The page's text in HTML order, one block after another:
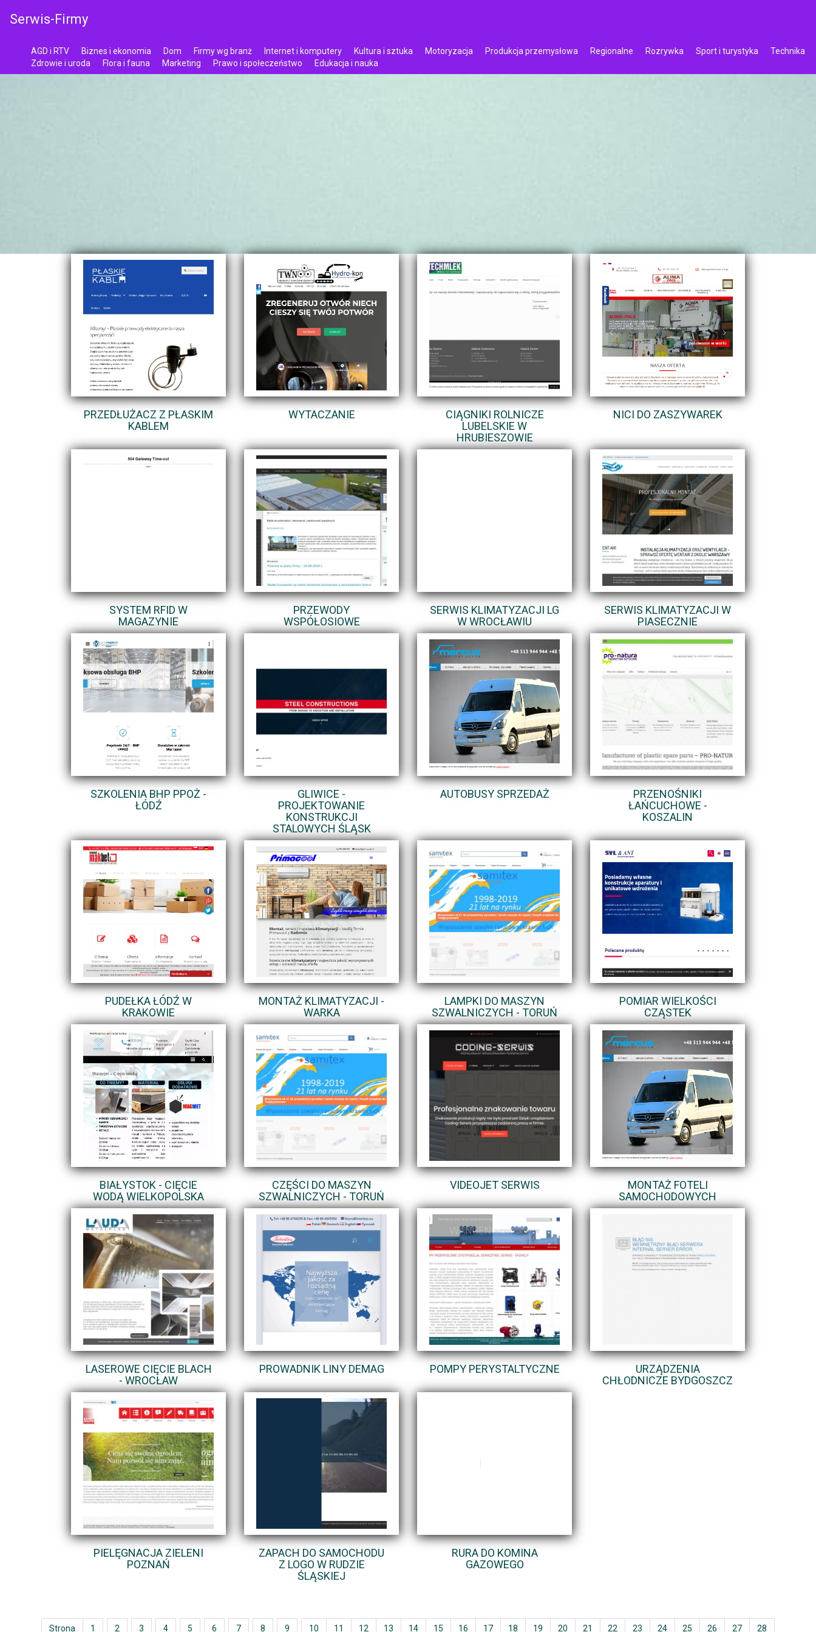
Serwis-Firmy
AGD i RTV Biznes i ekonomia Dom Firmy wg branż Internet i komputery Kultura i sztuka Motoryzacja Produkcja przemysłowa Regionalne Rozrywka Sport i turystyka
Technika
Zdrowie i uroda
Flora i fauna Marketing Prawo i społeczeństwo Edukacja i nauka
PRZEDŁUŻACZ Z PŁASKIM
KABLEM
WYTACZANIE
CIĄGNIKI ROLNICZE
LUBELSKIE W
HRUBIESZOWIE
NICI DO ZASZYWAREK
SYSTEM RFID W
MAGAZYNIE
PRZEWODY
WSPÓŁOSIOWE
SERWIS KLIMATYZACJI LG
W WROCŁAWIU
SERWIS KLIMATYZACJI W
PIASECZNIE
SZKOLENIA BHP PPOŻ -
ŁÓDŹ
GLIWICE -
PROJEKTOWANIE
KONSTRUKCJI
STALOWYCH ŚLĄSK
AUTOBUSY SPRZEDAŻ
PRZENOŚNIKI
ŁAŃCUCHOWE -
KOSZALIN
PUDEŁKA ŁÓDŹ W
KRAKOWIE
MONTAŻ KLIMATYZACJI -
WARKA
LAMPKI DO MASZYN
SZWALNICZYCH - TORUŃ
POMIAR WIELKOŚCI
CZĄSTEK
BIAŁYSTOK - CIĘCIE
WODĄ WIELKOPOLSKA
CZĘŚCI DO MASZYN
SZWALNICZYCH - TORUŃ
VIDEOJET SERWIS
MONTAŻ FOTELI
SAMOCHODOWYCH
LASEROWE CIĘCIE BLACH
- WROCŁAW
PROWADNIK LINY DEMAG POMPY PERYSTALTYCZNE
URZĄDZENIA
CHŁODNICZE BYDGOSZCZ
PIELĘGNACJA ZIELENI
POZNAŃ
ZAPACH DO SAMOCHODU
Z LOGO W RUDZIE
ŚLĄSKIEJ
RURA DO KOMINA
GAZOWEGO
Strona 1 2 3 4 5 6 7 8 9 10 11 12 13 14 15 16 17 18 19 20 21 22 23 24 25 26 27 28